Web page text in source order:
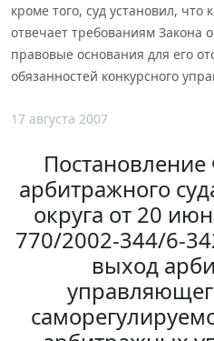
кроме того, суд установил,
отвечает требованиям Закона
правовые основания для его
обязанностей конкурсного
17 августа 2007
арбитражного
округа от 20
770/2002-344/6-
выход